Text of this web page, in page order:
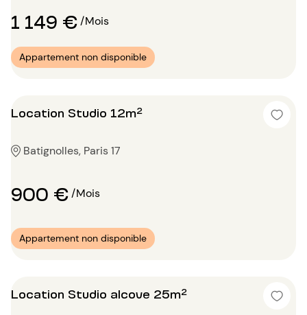
1 149 €/Mois
Appartement non disponible
Location Studio 12m²
Batignolles, Paris 17
900 €/Mois
Appartement non disponible
Location Studio alcove 25m²